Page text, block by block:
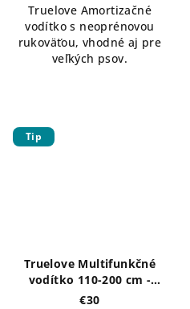
Truelove Amortizačné
vodítko s neoprénovou
rukoväťou, vhodné aj pre
veľkých psov.
Tip
Truelove Multifunkčné
vodítko 110-200 cm -
rôzne farby
€30